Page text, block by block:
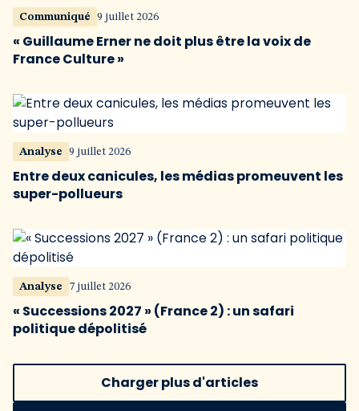
Communiqué 9 juillet 2026
« Guillaume Erner ne doit plus être la voix de
France Culture »
Analyse 9 juillet 2026
Entre deux canicules, les médias promeuvent les
super-pollueurs
Analyse 7 juillet 2026
« Successions 2027 » (France 2) : un safari
politique dépolitisé
Charger plus d'articles